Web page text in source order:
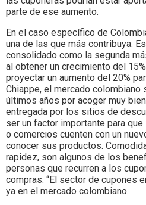
parte de ese aumento.
En el caso específico de
una de las que más contribuya.
consolidado como la segunda
al obtener un crecimiento del
proyectar un aumento del 20%
Chiappe, el mercado colombiano
últimos años por acoger muy
entregada por los sitios de
ser un factor importante para
o comercios cuenten con un
conocer sus productos.
rapidez, son algunos de los
personas que recurren a los
compras. “El sector de cupones
ya en el mercado colombiano.